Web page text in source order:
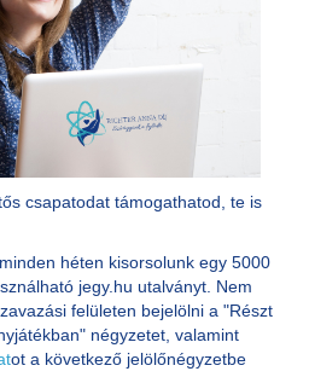
csapatodat támogathatod, te is
héten kisorsolunk egy 5000
jegy.hu utalványt. Nem
felületen bejelölni a "Részt
négyzetet, valamint
ot a következő jelölőnégyzetbe